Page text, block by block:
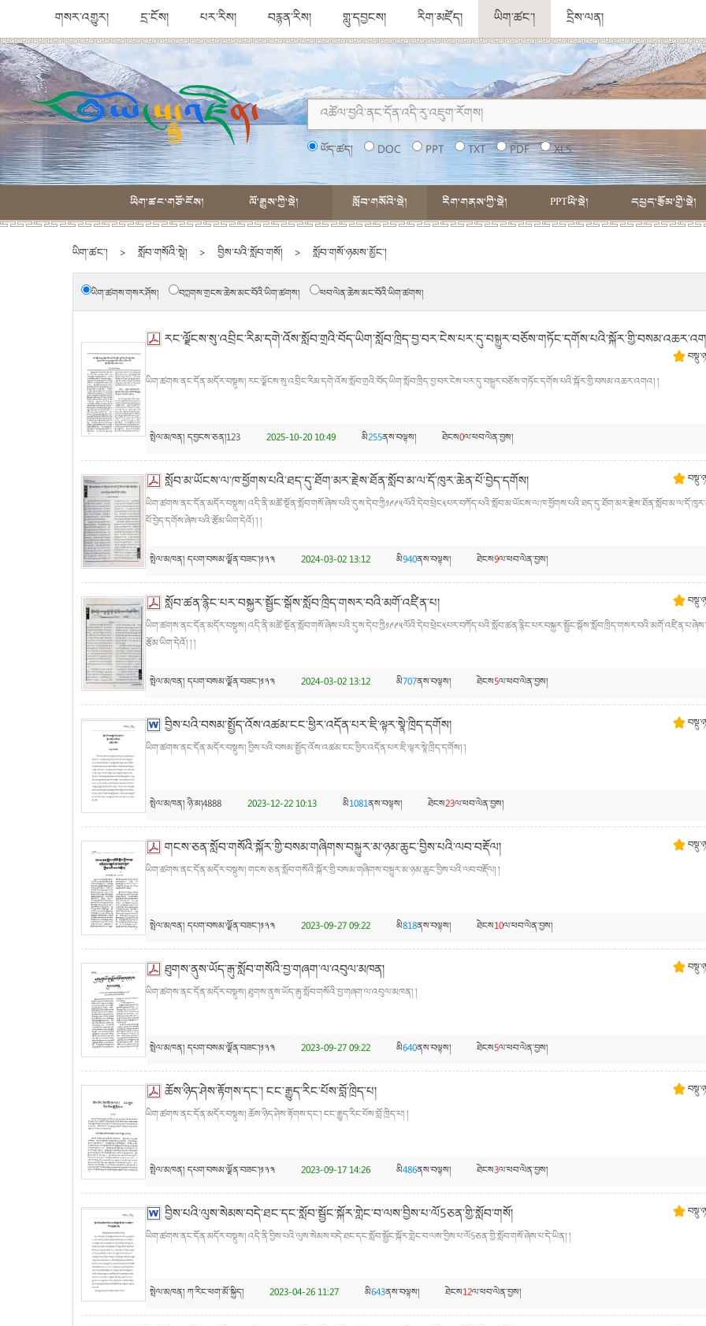
གསར་འགྱུར། དྲ་ངོས། པར་རིས། བརྙན་རིས། གླུ་དབྱངས། རིག་མཛོད། ཡིག་ཚང་། དྲིས་ལན།
ཡོད་ཚད། DOC PPT TXT PDF XLS
ཡིག་ཚང་གཙོ་ངོས། ལོ་རྒྱུས་ཀྱི་སྡེ། སློབ་གསོའི་སྡེ། རིག་གནས་ཀྱི་སྡེ། PPTཡི་སྡེ། དཔྱད་རྩོམ་གྱི་སྡེ།
ཡིག་ཚང་། > སློབ་གསོའི་སྡེ། > བྱིས་པའི་སློབ་གསོ། > སློབ་གསོ་ཉམས་མྱོང་།
ཡིག་ཚགས་གསར་ཤོས། བཀླགས་གྲངས་ཆེས་མང་བོའི་ཡིག་ཚགས། ཕབ་ལེན་ཆེས་མང་བོའི་ཡིག་ཚགས།
ཡིག་ཚགས་ནང་དོན་མདོར་བསྡུས། རང་ལྗོངས་སུ་འབྲིང་རིམ་དགེ་འོས་སློབ་གྲའི་བོད་ཡིག་སློབ་ཁྲིད་བྱ་བར་ངེས་པར་དུ་བསྒྱུར་བཅོས་གཏོང་དགོས་པའི་སྐོར་གྱི་བསམ་འཆར་འགའ། །
སྤེལ་མཁན། དབྱངས་ཅན།123 2025-10-20 10:49 མི255ནས་བལྟས། ཐེངས0ལ་ཕབ་ལེན་བྱས།
སློབ་མ་ཡོངས་ལ་ཁ་ཕྱོགས་པའི་ཐད་དུ་ཐོག་མར་རྗེས་ཐོན་སློབ་མ་ལ་དོ་ཁུར་ཆེན་པོ་བྱེད་དགོས།
ཡིག་ཚགས་ནང་དོན་མདོར་བསྡུས།
པོ་བྱེད་དགོས་ཞེས་པའི་རྩོམ་ཡིག་དེའོ། ། །
སྤེལ་མཁན། དཔག་བསམ་ལྗོན་བཟང་།༡༢༣ 2024-03-02 13:12 མི940ནས་བལྟས། ཐེངས9ལ་ཕབ་ལེན་བྱས།
སློབ་ཚན་རྙིང་པར་བསྐྱར་སྦྱོང་སྒོས་སློབ་ཁྲིད་གསར་བའི་མགོ་འཛིན་པ།
ཡིག་ཚགས་ནང་དོན་མདོར་བསྡུས།
རྩོམ་ཡིག་དེའོ། ། །
སྤེལ་མཁན། དཔག་བསམ་ལྗོན་བཟང་།༡༢༣ 2024-03-02 13:12 མི707ནས་བལྟས། ཐེངས5ལ་ཕབ་ལེན་བྱས།
བྱིས་པའི་བསམ་སྤྱོད་འོས་འཚམ་ངང་ཕྱིར་འདོན་པར་ཇི་ལྟར་སྣེ་ཁྲིད་དགོས།
ཡིག་ཚགས་ནང་དོན་མདོར་བསྡུས། བྱིས་པའི་བསམ་སྤྱོད་འོས་འཚམ་ངང་ཕྱིར་འདོན་པར་ཇི་ལྟར་སྣེ་ཁྲིད་དགོས། །
སྤེལ་མཁན། ཉི་མ།4888 2023-12-22 10:13 མི1081ནས་བལྟས། ཐེངས23ལ་ཕབ་ལེན་བྱས།
གངས་ཅན་སློབ་གསོའི་སྐོར་གྱི་བསམ་གཞིགས་བསྐྱུར་མ་ཉམ་ཆུང་བྱིས་པའི་ལབ་བརྡོལ།
ཡིག་ཚགས་ནང་དོན་མདོར་བསྡུས། གངས་ཅན་སློབ་གསོའི་སྐོར་གྱི་བསམ་གཞིགས་བསྐྱུར་མ་ཉམ་ཆུང་བྱིས་པའི་ལབ་བརྡོལ། །
སྤེལ་མཁན། དཔག་བསམ་ལྗོན་བཟང་།༡༢༣ 2023-09-27 09:22 མི818ནས་བལྟས། ཐེངས10ལ་ཕབ་ལེན་བྱས།
ཐུགས་ནུས་ཡོད་རྒུ་སློབ་གསོའི་བྱ་གཞག་ལ་འབུལ་མཁན།
ཡིག་ཚགས་ནང་དོན་མདོར་བསྡུས། ཐུགས་ནུས་ཡོད་རྒུ་སློབ་གསོའི་བྱ་གཞག་ལ་འབུལ་མཁན། །
སྤེལ་མཁན། དཔག་བསམ་ལྗོན་བཟང་།༡༢༣ 2023-09-27 09:22 མི640ནས་བལྟས། ཐེངས5ལ་ཕབ་ལེན་བྱས།
ཆོས་ཉིད་ཤེས་རྟོགས་དང་། ངང་རྒྱུད་རིང་པོས་བློ་ཁྲིད་པ།
ཡིག་ཚགས་ནང་དོན་མདོར་བསྡུས། ཆོས་ཉིད་ཤེས་རྟོགས་དང་། ངང་རྒྱུད་རིང་པོས་བློ་ཁྲིད་པ། །
སྤེལ་མཁན། དཔག་བསམ་ལྗོན་བཟང་།༡༢༣ 2023-09-17 14:26 མི486ནས་བལྟས། ཐེངས3ལ་ཕབ་ལེན་བྱས།
བྱིས་པའི་ལུས་སེམས་བདེ་ཐང་དང་སློབ་སྦྱོང་སྐོར་གླེང་བ་ལས་བྱིས་པ་ལོ5ཅན་གྱི་སློབ་གསོ།
ཡིག་ཚགས་ནང་དོན་མདོར་བསྡུས། འདི་ནི་བྱིས་པའི་ལུས་སེམས་བདེ་ཐང་དང་སློབ་སྦྱོང་སྐོར་གླེང་བ་ལས་བྱིས་པ་ལོ5ཅན་གྱི་སློབ་གསོ་ཞེས་པ་དེ་ཡིན། །
སྤེལ་མཁན། ཀ་རིང་ཕག་མོ་སྐྱིད། 2023-04-26 11:27 མི643ནས་བལྟས། ཐེངས12ལ་ཕབ་ལེན་བྱས།